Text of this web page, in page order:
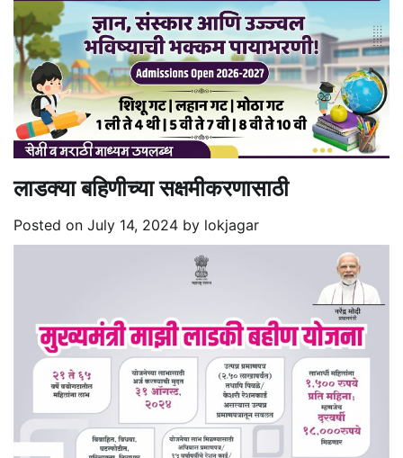
लाडक्या बहिणीच्या सक्षमीकरणासाठी
Posted on July 14, 2024 by lokjagar